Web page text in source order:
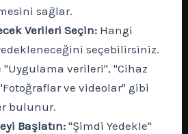
sağlar.
Verileri Seçin: Hangi
seçebilirsiniz.
"Uygulama verileri", "Cihaz
ve videolar" gibi
bulunur.
Başlatın: "Şimdi Yedekle"